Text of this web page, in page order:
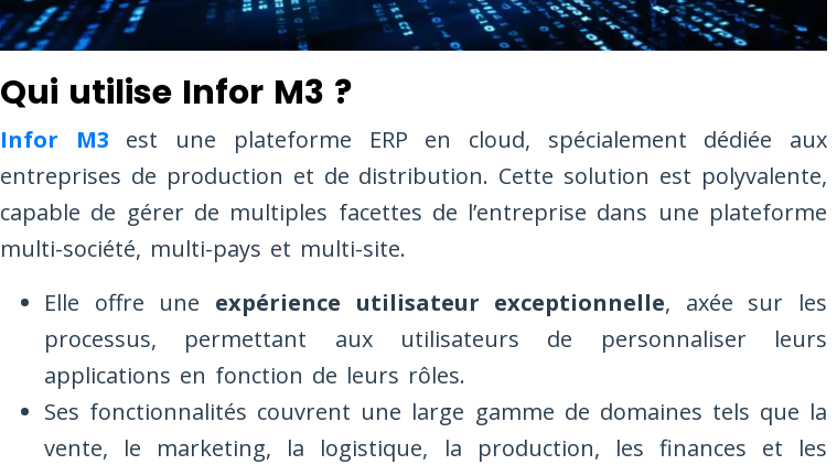
Qui utilise Infor M3 ?
Infor M3 est une plateforme ERP en cloud, spécialement dédiée aux
entreprises de production et de distribution. Cette solution est polyvalente,
capable de gérer de multiples facettes de l’entreprise dans une plateforme
multi-société, multi-pays et multi-site.
Elle offre une expérience utilisateur exceptionnelle, axée sur les
processus, permettant aux utilisateurs de personnaliser leurs
applications en fonction de leurs rôles.
Ses fonctionnalités couvrent une large gamme de domaines tels que la
vente, le marketing, la logistique, la production, les finances et les